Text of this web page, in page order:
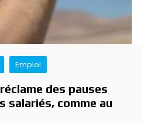
Emploi
des pauses
salariés, comme au